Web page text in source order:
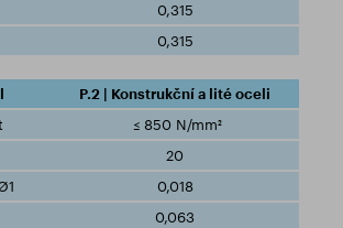
0,315
0,315
P.2 | Konstrukční a lité oceli
≤ 850 N/mm²
20
0,018
0,063